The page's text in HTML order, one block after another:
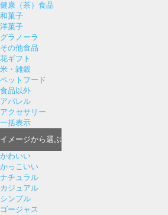
健康（茶）食品
和菓子
洋菓子
グラノーラ
その他食品
花ギフト
米・雑穀
ペットフード
食品以外
アパレル
アクセサリー
一括表示
イメージから選ぶ
かわいい
かっこいい
ナチュラル
カジュアル
シンプル
ゴージャス